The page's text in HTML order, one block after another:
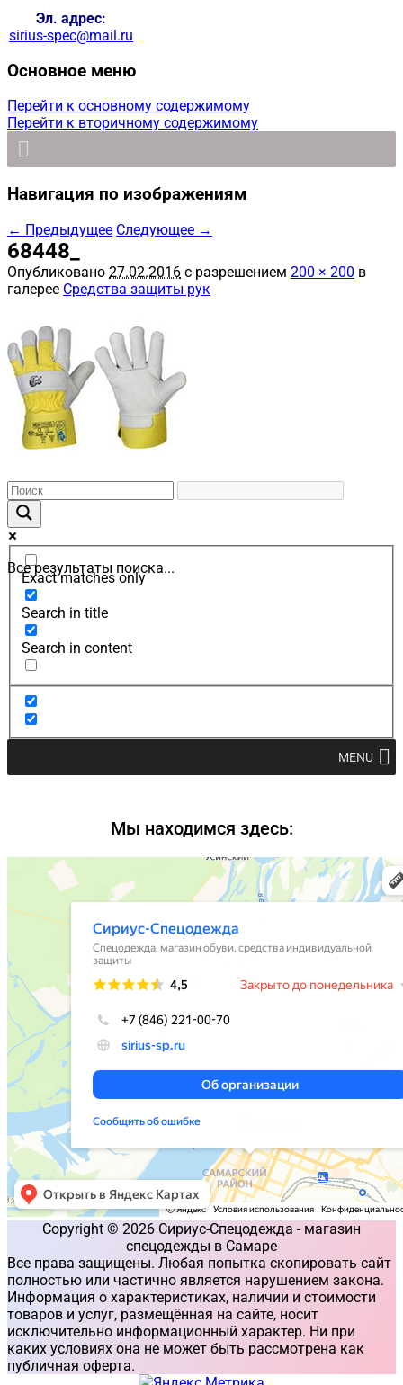
Эл. адрес:
sirius-spec@mail.ru
Основное меню
Перейти к основному содержимому
Перейти к вторичному содержимому
Навигация по изображениям
← Предыдущее Следующее →
68448_
Опубликовано 27.02.2016 с разрешением 200 × 200 в
галерее Средства защиты рук
Все результаты поиска...
Exact matches only
Search in title
Search in content
MENU
Мы находимся здесь:
Copyright © 2026 Сириус-Спецодежда - магазин
спецодежды в Самаре
Все права защищены. Любая попытка скопировать сайт
полностью или частично является нарушением закона.
Информация о характеристиках, наличии и стоимости
товаров и услуг, размещённая на сайте, носит
исключительно информационный характер. Ни при
каких условиях она не может быть рассмотрена как
публичная оферта.